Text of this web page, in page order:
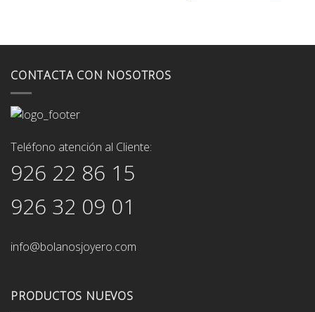
CONTACTA CON NOSOTROS
Teléfono atención al Cliente:
926 22 86 15
926 32 09 01
info@bolanosjoyero.com
PRODUCTOS NUEVOS